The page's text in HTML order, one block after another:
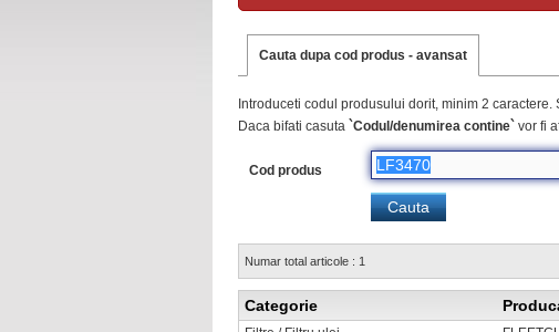
Cauta dupa cod produs - avansat
Introduceti codul produsului dorit, minim 2
Daca bifati casuta `Codul/denumirea contine` vor fi
Cod produs
Numar total articole : 1
Categorie